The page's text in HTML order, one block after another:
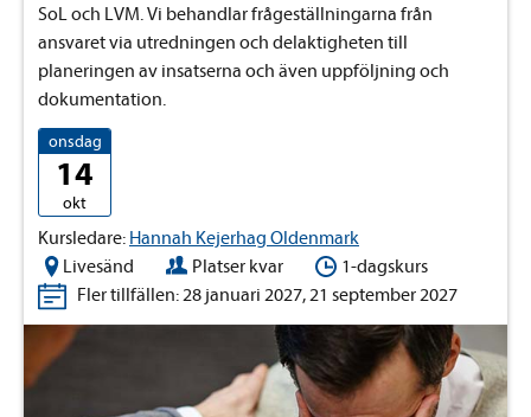
SoL och LVM. Vi behandlar frågeställningarna från
ansvaret via utredningen och delaktigheten till
planeringen av insatserna och även uppföljning och
dokumentation.
onsdag
14
okt
Kursledare: Hannah Kejerhag Oldenmark
Livesänd
Platser kvar
1-dagskurs
Fler tillfällen: 28 januari 2027, 21 september 2027